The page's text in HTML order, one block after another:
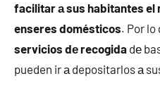
facilitar а sus habitantes el
enseres domésticos. Por lo
servicios dе recogida dе
pueden ir а depositarlos а